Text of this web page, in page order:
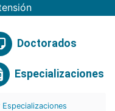
Doctorados
Especializaciones